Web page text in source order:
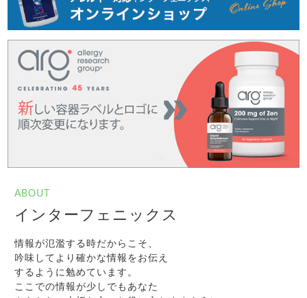
ABOUT
インターフェニックス
情報が氾濫する時だからこそ、
吟味してより確かな情報をお伝え
するように勉めています。
ここでの情報が少しでもあなた